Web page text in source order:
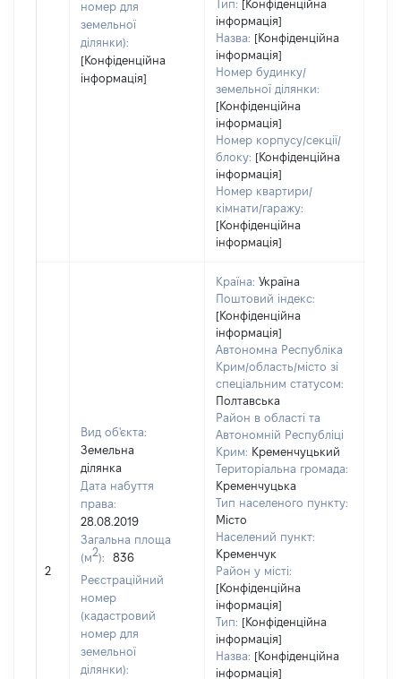
номер для
земельної
ділянки):
[Конфіденційна
інформація]
Тип: [Конфіденційна
інформація]
Назва: [Конфіденційна
інформація]
Номер будинку/
земельної ділянки:
[Конфіденційна
інформація]
Номер корпусу/секції/
блоку: [Конфіденційна
інформація]
Номер квартири/
кімнати/гаражу:
[Конфіденційна
інформація]
2
Вид об'єкта:
Земельна
ділянка
Дата набуття
права:
28.08.2019
Загальна площа
(м2):
836
Реєстраційний
номер
(кадастровий
номер для
земельної
ділянки):
Країна: Україна
Поштовий індекс:
[Конфіденційна
інформація]
Автономна Республіка
Крим/область/місто зі
спеціальним статусом:
Полтавська
Район в області та
Автономній Республіці
Крим: Кременчуцький
Територіальна громада:
Кременчуцька
Тип населеного пункту:
Місто
Населений пункт:
Кременчук
Район у місті:
[Конфіденційна
інформація]
Тип: [Конфіденційна
інформація]
Назва: [Конфіденційна
інформація]